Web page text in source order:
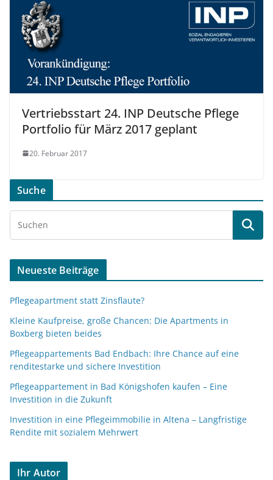
Vertriebsstart 24. INP Deutsche Pflege
Portfolio für März 2017 geplant
20. Februar 2017
Suche
Neueste Beiträge
Pflegeapartment statt Zinsflaute?
Kleine Kaufpreise, große Chancen: Die Apartments in
Boxberg bieten beides
Pflegeappartements Bad Endbach: Ihre Chance auf eine
renditestarke und sichere Investition
Pflegeappartement in Bad Königshofen kaufen – Eine
Investition in die Zukunft
Investition in eine Pflegeimmobilie in Altena – Langfristige
Rendite mit sozialem Mehrwert
Ihr Autor